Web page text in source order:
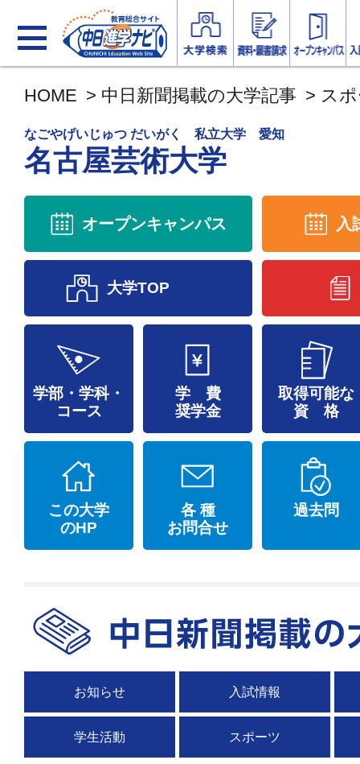
HOME > 中日新聞掲載の大学記事 > ス
なごやげいじゅつ だいがく 私立大学 愛知
名古屋芸術大学
オープンキャンパス 入
大学TOP
学部・学科・
コース
学 費
奨学金
取得可能な
資 格
この大学
のHP
各 種
お問合せ
過去問
お知らせ 入試情報
学生活動 スポーツ